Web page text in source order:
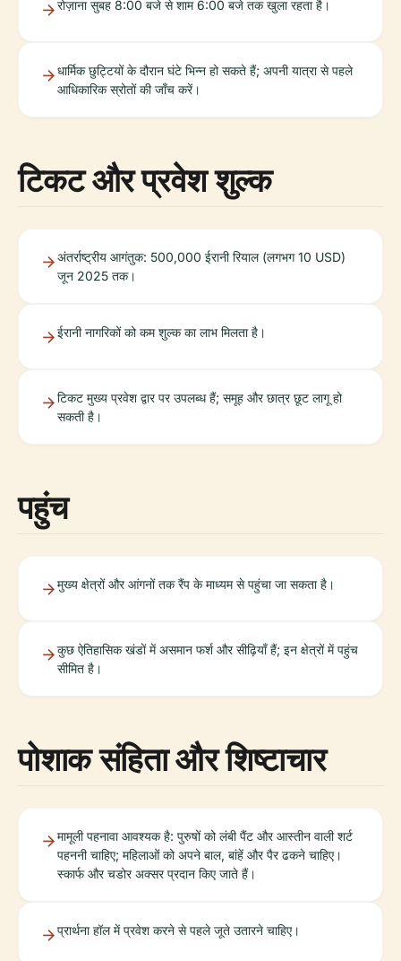
रोज़ाना सुबह 8:00 बजे से शाम 6:00 बजे तक खुला रहता है।
धार्मिक छुट्टियों के दौरान घंटे भिन्न हो सकते हैं; अपनी यात्रा से पहले
आधिकारिक स्रोतों की जाँच करें।
टिकट और प्रवेश शुल्क
अंतर्राष्ट्रीय आगंतुक: 500,000 ईरानी रियाल (लगभग 10 USD)
जून 2025 तक।
ईरानी नागरिकों को कम शुल्क का लाभ मिलता है।
टिकट मुख्य प्रवेश द्वार पर उपलब्ध हैं; समूह और छात्र छूट लागू हो
सकती है।
पहुंच
मुख्य क्षेत्रों और आंगनों तक रैंप के माध्यम से पहुंचा जा सकता है।
कुछ ऐतिहासिक खंडों में असमान फर्श और सीढ़ियाँ हैं; इन क्षेत्रों में पहुंच
सीमित है।
पोशाक संहिता और शिष्टाचार
मामूली पहनावा आवश्यक है: पुरुषों को लंबी पैंट और आस्तीन वाली शर्ट
पहननी चाहिए; महिलाओं को अपने बाल, बांहें और पैर ढकने चाहिए।
स्कार्फ और चडोर अक्सर प्रदान किए जाते हैं।
प्रार्थना हॉल में प्रवेश करने से पहले जूते उतारने चाहिए।